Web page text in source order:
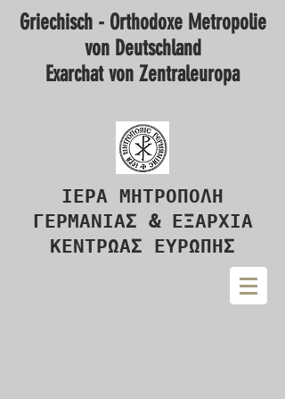
Griechisch - Orthodoxe Metropolie
von Deutschland
Exarchat von Zentraleuropa
ΙΕΡΑ ΜΗΤΡΟΠΟΛΗ
ΓΕΡΜΑΝΙΑΣ & ΕΞΑΡΧΙΑ
ΚΕΝΤΡΩΑΣ ΕΥΡΩΠΗΣ